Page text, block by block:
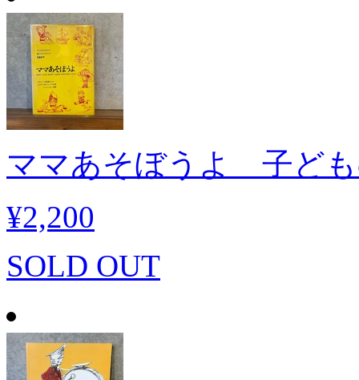
ママあそぼうよ 子ども
¥2,200
SOLD OUT